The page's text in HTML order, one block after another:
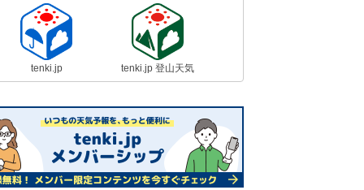
tenki.jp tenki.jp 登山天気